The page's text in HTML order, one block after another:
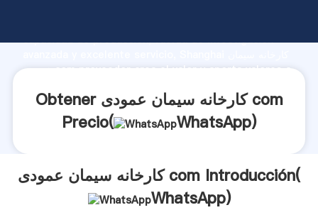
capacidad de producción, fuerza de investigación
عمودی com proveedor crea el valor y aporta valores a
Obtener کارخانه سیمان عمودی com
Precio(
WhatsApp)
کارخانه سیمان عمودی com Introducción(
WhatsApp)